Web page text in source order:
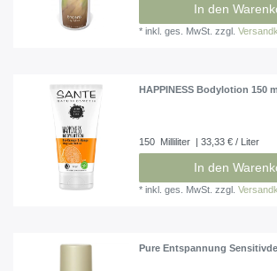
In den
*inkl. ges. MwSt. zzgl.
HAPPINESS Bodylotion 150
150 Milliliter | 33,33 € / Liter
In den
*inkl. ges. MwSt. zzgl.
Pure Entspannung